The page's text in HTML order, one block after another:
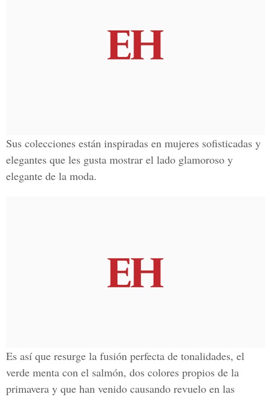
Sus colecciones están inspiradas en mujeres sofisticadas y
elegantes que les gusta mostrar el lado glamoroso y
elegante de la moda.
Es así que resurge la fusión perfecta de tonalidades, el
verde menta con el salmón, dos colores propios de la
primavera y que han venido causando revuelo en las